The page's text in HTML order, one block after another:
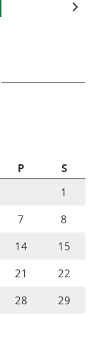

P
S
1
7
8
14
15
21
22
28
29